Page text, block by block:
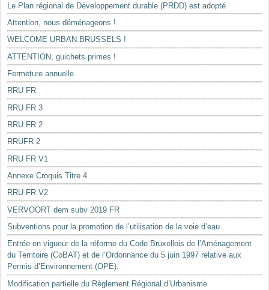
Le Plan régional de Développement durable (PRDD) est adopté
Attention, nous déménageons !
WELCOME URBAN.BRUSSELS !
ATTENTION, guichets primes !
Fermeture annuelle
RRU FR
RRU FR 3
RRU FR 2
RRUFR 2
RRU FR V1
Annexe Croquis Titre 4
RRU FR V2
VERVOORT dem subv 2019 FR
Subventions pour la promotion de l’utilisation de la voie d’eau
Entrée en vigueur de la réforme du Code Bruxellois de l’Aménagement
du Territoire (CoBAT) et de l’Ordonnance du 5 juin 1997 relative aux
Permis d’Environnement (OPE).
Modification partielle du Règlement Régional d’Urbanisme